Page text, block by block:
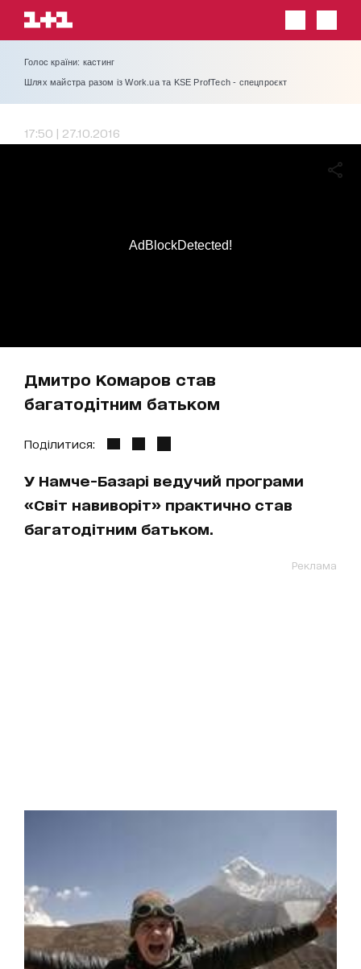
Голос країни: кастинг
Шлях майстра разом із Work.ua та KSE ProfTech - спецпроєкт
17:50 | 27.10.2016
Дмитро Комаров став
багатодітним батьком
AdBlockDetected!
Поділитися:
У Намче-Базарі ведучий програми
«Світ навиворіт» практично став
багатодітним батьком.
Реклама